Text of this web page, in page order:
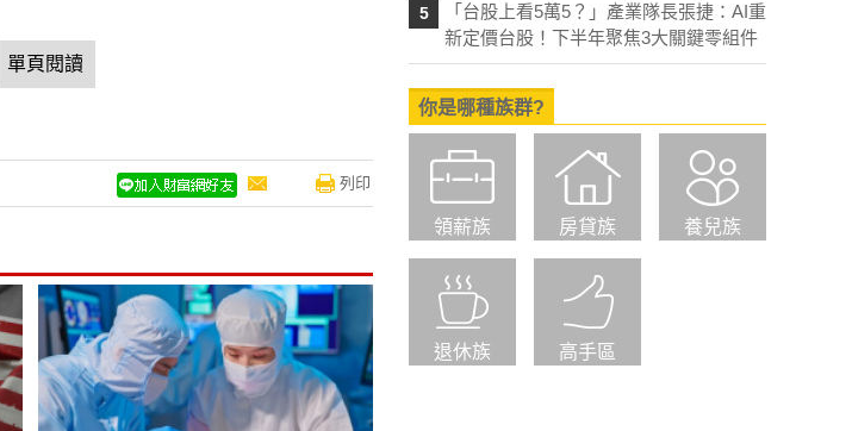
單頁閱讀
列印
5
「台股上看5萬5？」產業隊長張捷：AI重
新定價台股！下半年聚焦3大關鍵零組件
你是哪種族群?
領薪族 房貸族 養兒族
退休族 高手區